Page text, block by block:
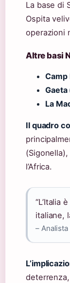
La base di
Ospita
operazioni
Altre basi
Camp
Gaeta
La
Il quadro
l’Africa.
“L’Italia
italiane,
–